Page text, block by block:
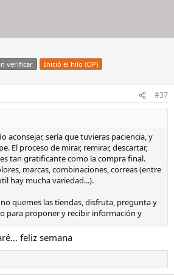
verificar Inició el hilo (OP)
#37
aconsejar, sería que tuvieras paciencia, y
El proceso de mirar, remirar, descartar,
tan gratificante como la compra final.
marcas, combinaciones, correas (entre
hay mucha variedad...).
quemes las tiendas, disfruta, pregunta y
para proponer y recibir información y
feliz semana